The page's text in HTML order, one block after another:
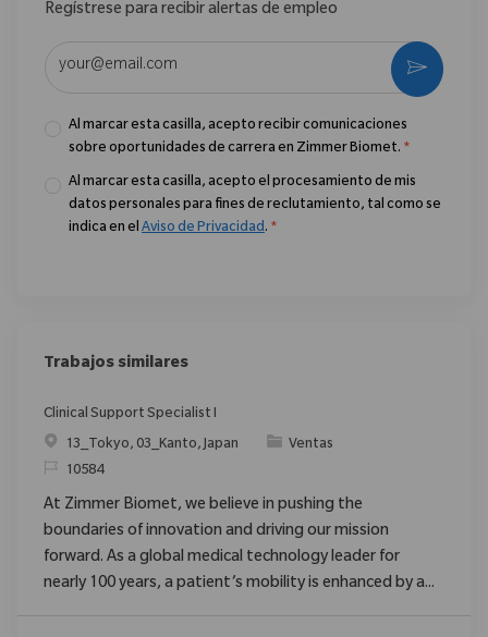
Regístrese para recibir alertas de empleo
Introduzca la dirección de correo electrónico (obligatorio)
Al marcar esta casilla, acepto recibir comunicaciones
sobre oportunidades de carrera en Zimmer Biomet. *
Al marcar esta casilla, acepto el procesamiento de mis
datos personales para fines de reclutamiento, tal como se
indica en el Aviso de Privacidad. *
Activar
Trabajos similares
Clinical Support Specialist I
Ubicación
13_Tokyo, 03_Kanto, Japan Categoría
Ventas
ReqId10584
At Zimmer Biomet, we believe in pushing the
boundaries of innovation and driving our mission
forward. As a global medical technology leader for
nearly 100 years, a patient’s mobility is enhanced by a...